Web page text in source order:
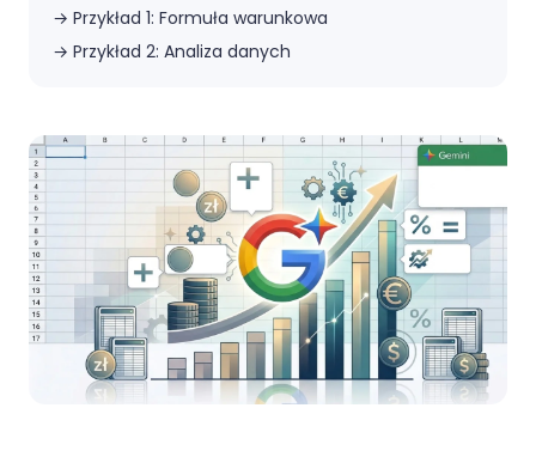
→ Przykład 1: Formuła warunkowa
→ Przykład 2: Analiza danych